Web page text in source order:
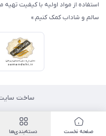
استفاده از مواد اولیه با کیفیت
سالم و شاداب کمک کنیم.»
ساخت
صفحه نخست دسته‌بندی‌ها